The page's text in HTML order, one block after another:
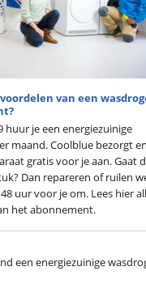
van een
huur je een energiezuinige
maand. Coolblue bezorgt en
gratis voor je aan. Gaat
Dan repareren of ruilen
uur voor je om. Lees hier
het abonnement.
een energiezuinige